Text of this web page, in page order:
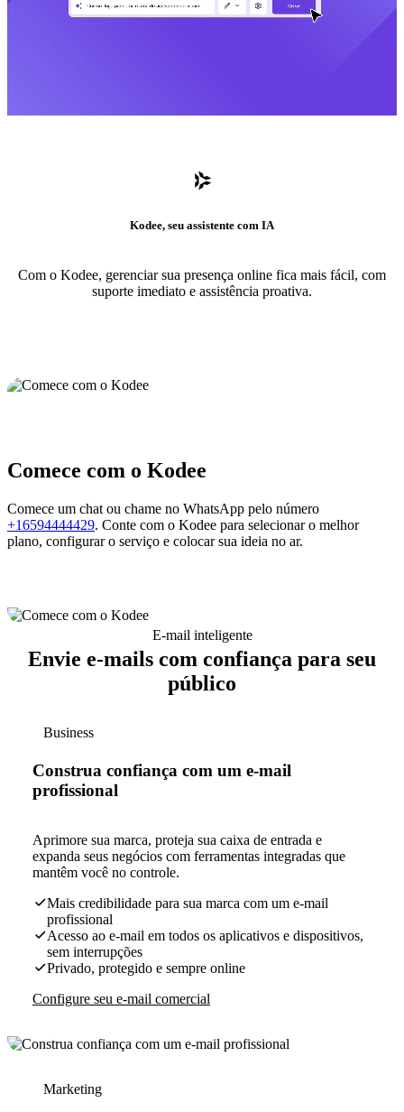
Kodee, seu assistente com IA
Com o Kodee, gerenciar sua presença online fica mais fácil, com
suporte imediato e assistência proativa.
Comece com o Kodee
Comece um chat ou chame no WhatsApp pelo número
+16594444429. Conte com o Kodee para selecionar o melhor
plano, configurar o serviço e colocar sua ideia no ar.
E-mail inteligente
Envie e-mails com confiança para seu
público
Business
Construa confiança com um e-mail
profissional
Aprimore sua marca, proteja sua caixa de entrada e
expanda seus negócios com ferramentas integradas que
mantêm você no controle.
Mais credibilidade para sua marca com um e-mail
profissional
Acesso ao e-mail em todos os aplicativos e dispositivos,
sem interrupções
Privado, protegido e sempre online
Configure seu e-mail comercial
Marketing